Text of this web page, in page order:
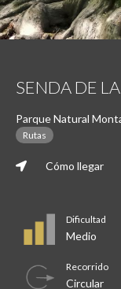
SENDA DE
Parque Natural
Rutas
Cómo llegar
Dificultad
Medio
Recorrido
Circular